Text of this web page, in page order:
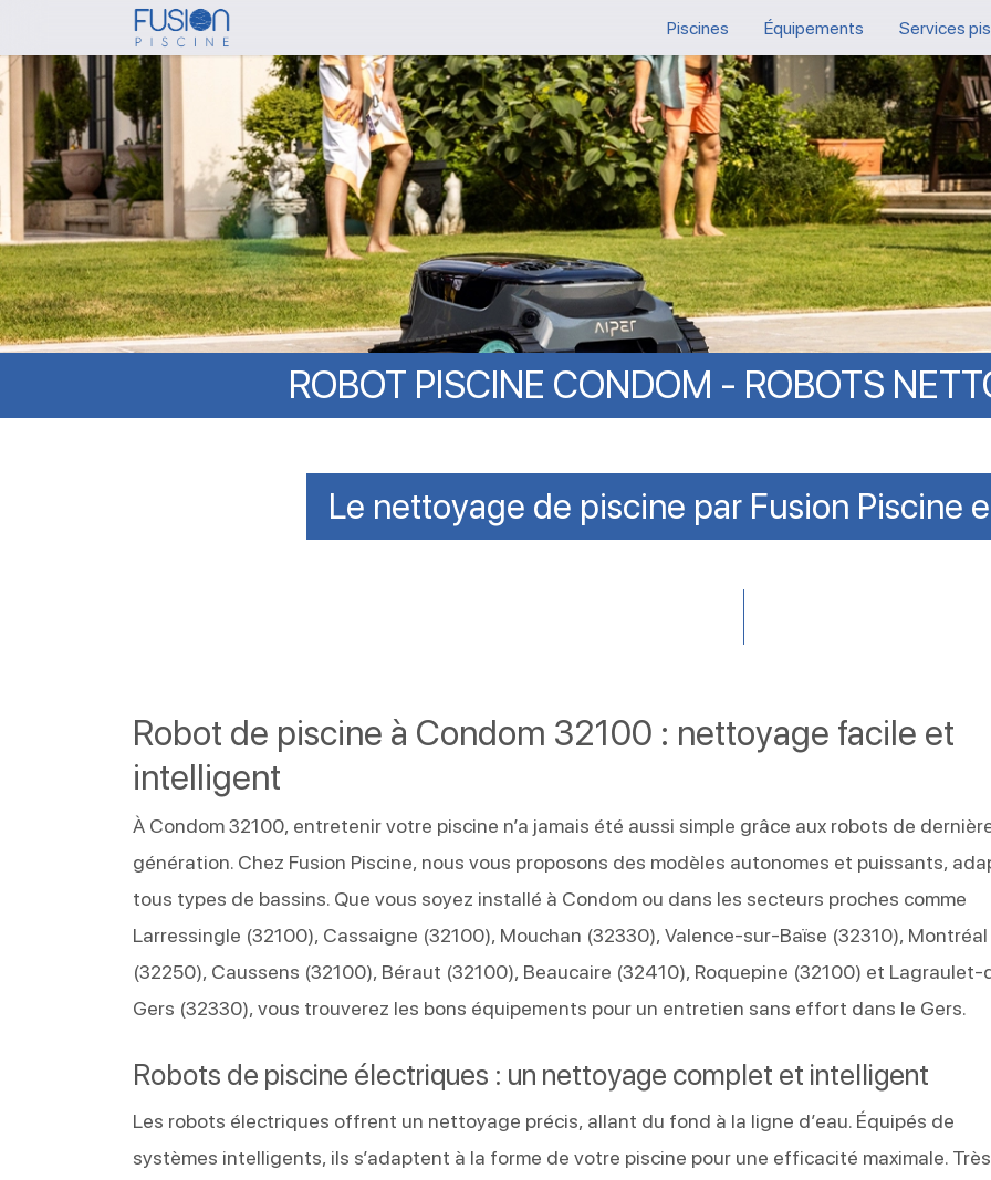
to
main
content
Piscines Équipements Services
ROBOT PISCINE CONDOM - ROBOTS
Le nettoyage de piscine par Fusion Piscine
Robot de piscine à Condom 32100 : nettoyage facile et
intelligent
À Condom 32100, entretenir votre piscine n’a jamais été aussi simple grâce aux robots de
génération. Chez Fusion Piscine, nous vous proposons des modèles autonomes et puissants,
tous types de bassins. Que vous soyez installé à Condom ou dans les secteurs proches comme
Larressingle (32100), Cassaigne (32100), Mouchan (32330), Valence-sur-Baïse (32310), Montréal
(32250), Caussens (32100), Béraut (32100), Beaucaire (32410), Roquepine (32100) et Lagraulet-
Gers (32330), vous trouverez les bons équipements pour un entretien sans effort dans le Gers.
Robots de piscine électriques : un nettoyage complet et intelligent
Les robots électriques offrent un nettoyage précis, allant du fond à la ligne d’eau. Équipés de
systèmes intelligents, ils s’adaptent à la forme de votre piscine pour une efficacité maximale. Très